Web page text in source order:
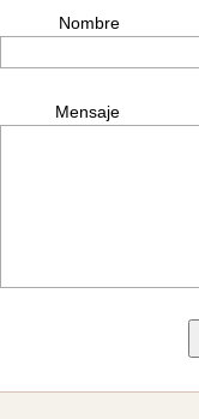
Nombre
Mensaje